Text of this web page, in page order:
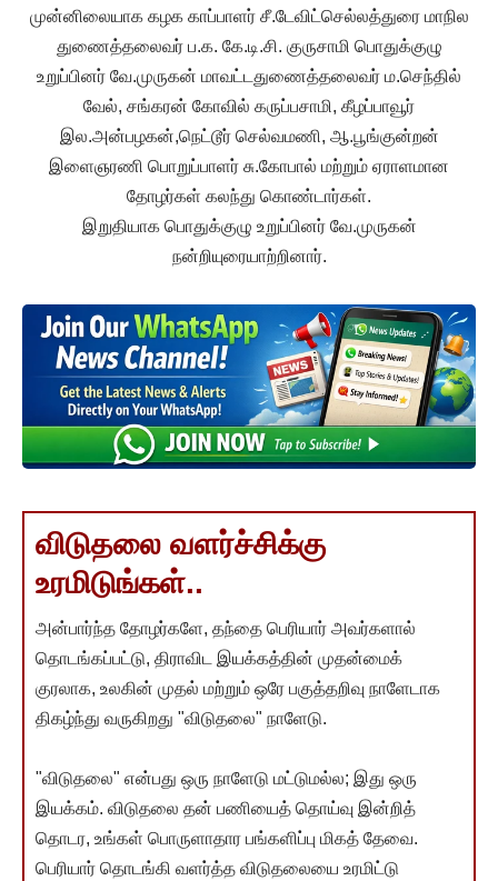
முன்னிலையாக கழக காப்பாளர் சீ.டேவிட்செல்லத்துரை மாநில
துணைத்தலைவர் ப.க. கே.டி.சி. குருசாமி பொதுக்குழு
உறுப்பினர் வே.முருகன் மாவட்டதுணைத்தலைவர் ம.செந்தில்
வேல், சங்கரன் கோவில் கருப்பசாமி, கீழப்பாவூர்
இல.அன்பழகன்,நெட்டூர் செல்வமணி, ஆ.பூங்குன்றன்
இளைஞரணி பொறுப்பாளர் சு.கோபால் மற்றும் ஏராளமான
தோழர்கள் கலந்து கொண்டார்கள்.
இறுதியாக பொதுக்குழு உறுப்பினர் வே.முருகன்
நன்றியுரையாற்றினார்.
விடுதலை வளர்ச்சிக்கு
உரமிடுங்கள்..
அன்பார்ந்த தோழர்களே, தந்தை பெரியார் அவர்களால்
தொடங்கப்பட்டு, திராவிட இயக்கத்தின் முதன்மைக்
குரலாக, உலகின் முதல் மற்றும் ஒரே பகுத்தறிவு நாளேடாக
திகழ்ந்து வருகிறது "விடுதலை" நாளேடு.
"விடுதலை" என்பது ஒரு நாளேடு மட்டுமல்ல; இது ஒரு
இயக்கம். விடுதலை தன் பணியைத் தொய்வு இன்றித்
தொடர, உங்கள் பொருளாதார பங்களிப்பு மிகத் தேவை.
பெரியார் தொடங்கி வளர்த்த விடுதலையை உரமிட்டு